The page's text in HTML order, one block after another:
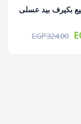
بكيرف بيد عسلى
EGP324.00